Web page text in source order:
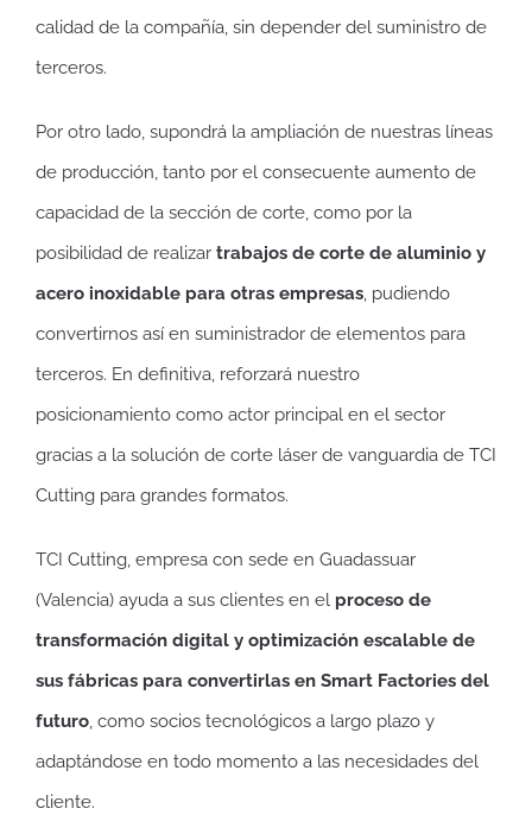
calidad de la compañía, sin depender del suministro de
terceros.
Por otro lado, supondrá la ampliación de nuestras líneas
de producción, tanto por el consecuente aumento de
capacidad de la sección de corte, como por la
posibilidad de realizar trabajos de corte de aluminio y
acero inoxidable para otras empresas, pudiendo
convertirnos así en suministrador de elementos para
terceros. En definitiva, reforzará nuestro
posicionamiento como actor principal en el sector
gracias a la solución de corte láser de vanguardia de TCI
Cutting para grandes formatos.
TCI Cutting, empresa con sede en Guadassuar
(Valencia) ayuda a sus clientes en el proceso de
transformación digital y optimización escalable de
sus fábricas para convertirlas en Smart Factories del
futuro, como socios tecnológicos a largo plazo y
adaptándose en todo momento a las necesidades del
cliente.